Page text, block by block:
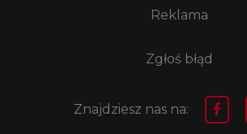
Reklama
Zgłoś błąd
Znajdziesz nas na: